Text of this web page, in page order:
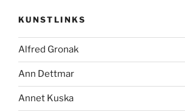
KUNSTLINKS
Alfred Gronak
Ann Dettmar
Annet Kuska